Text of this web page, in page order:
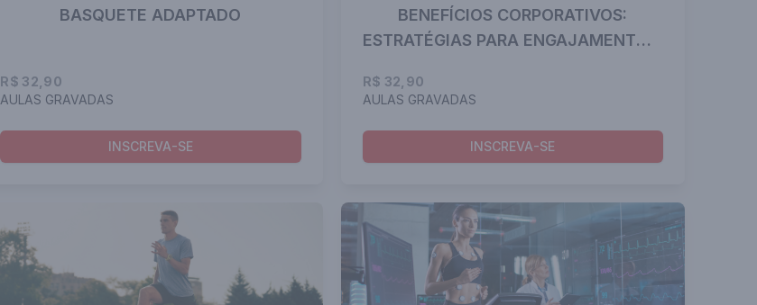
BASQUETE ADAPTADO
R$ 32,90
AULAS GRAVADAS
INSCREVA-SE
BENEFÍCIOS CORPORATIVOS:
ESTRATÉGIAS PARA ENGAJAMENTO E
R$ 32,90
AULAS GRAVADAS
INSCREVA-SE